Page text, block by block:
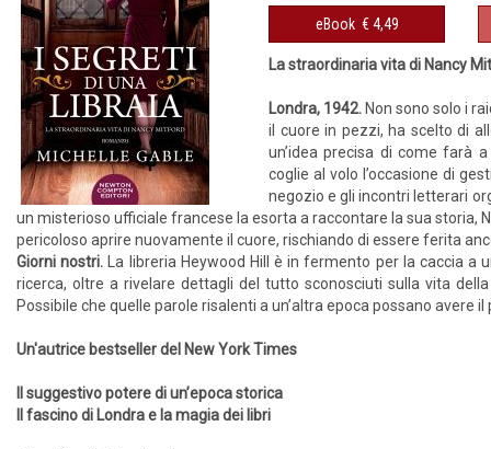
eBook € 4,49
La straordinaria vita di Nancy
Londra, 1942. Non sono solo i
il cuore in pezzi, ha scelto di
un’idea precisa di come farà
coglie al volo l’occasione di
negozio e gli incontri letterari
un misterioso ufficiale francese la esorta a raccontare la sua storia,
pericoloso aprire nuovamente il cuore, rischiando di essere ferita
Giorni nostri. La libreria Heywood Hill è in fermento per la caccia
ricerca, oltre a rivelare dettagli del tutto sconosciuti sulla vita
Possibile che quelle parole risalenti a un’altra epoca possano
Un'autrice bestseller del New York Times
Il suggestivo potere di un’epoca storica
Il fascino di Londra e la magia dei libri